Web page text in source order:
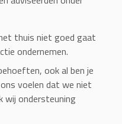
thuis niet goed gaat
ondernemen.
ook al ben je
voelen dat we niet
wij ondersteuning